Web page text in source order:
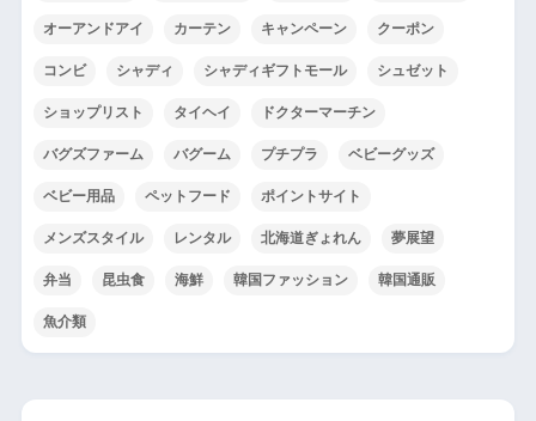
オーアンドアイ カーテン キャンペーン クーポン
コンビ シャディ シャディギフトモール シュゼット
ショップリスト タイヘイ ドクターマーチン
バグズファーム バグーム プチプラ ベビーグッズ
ベビー用品 ペットフード ポイントサイト
メンズスタイル レンタル 北海道ぎょれん 夢展望
弁当 昆虫食 海鮮 韓国ファッション 韓国通販
魚介類